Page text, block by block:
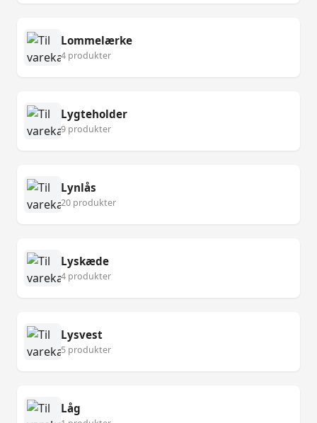
Lommelærke
4 produkter
Lygteholder
9 produkter
Lynlås
20 produkter
Lyskæde
4 produkter
Lysvest
5 produkter
Låg